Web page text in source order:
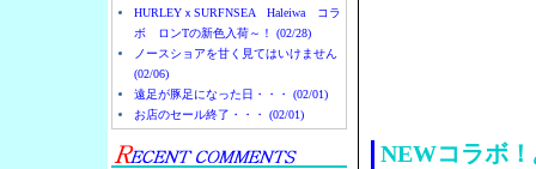
HURLEYｘSURFNSEA Haleiwa コラ
ボ ロンTの新色入荷～！ (02/28)
ノースショアを甘く見てはいけません
(02/06)
遠足が豚足になった日・・・ (02/01)
お店のセール終了・・・ (02/01)
NEWコラボ